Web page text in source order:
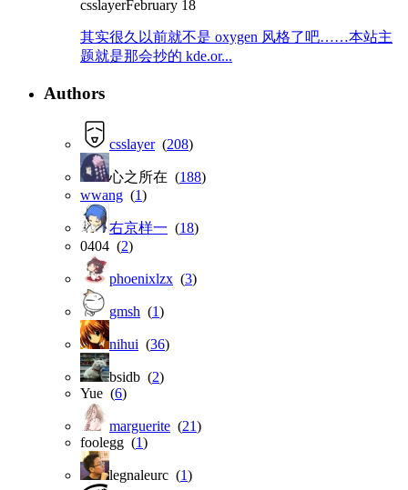
csslayerFebruary 18
其实很久以前就不是 oxygen 风格了吧……本站主
题就是那会抄的 kde.or...
Authors
csslayer(208)
心之所在 (188)
wwang (1)
右京样一 (18)
0404 (2)
phoenixlzx (3)
gmsh (1)
nihui (36)
bsidb (2)
Yue (6)
marguerite (21)
foolegg (1)
legnaleurc (1)